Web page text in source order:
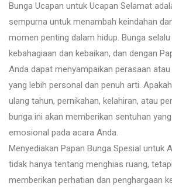
Bunga Ucapan untuk Ucapan Selamat
sempurna untuk menambah keindahan
momen penting dalam hidup. Bunga
kebahagiaan dan kebaikan, dan dengan
Anda dapat menyampaikan perasaan
yang lebih personal dan penuh arti.
ulang tahun, pernikahan, kelahiran, atau
bunga ini akan memberikan sentuhan
emosional pada acara Anda.
Menyediakan Papan Bunga Spesial untuk
tidak hanya tentang menghias ruang,
memberikan perhatian dan penghargaan